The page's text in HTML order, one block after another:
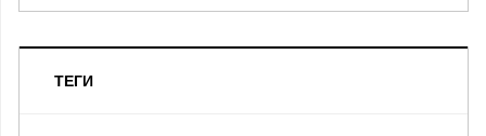
ТЕГИ